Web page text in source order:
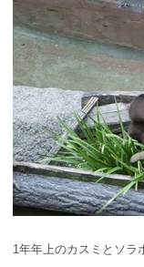
1年年上のカスミとソラ